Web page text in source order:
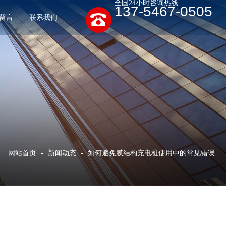
言 联系我们
全国24小时咨询热线
137-5467-0505
网站首页 新闻动态 如何避免膜结构充电桩使用中的常见错误